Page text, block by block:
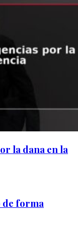
la dana en la
de forma